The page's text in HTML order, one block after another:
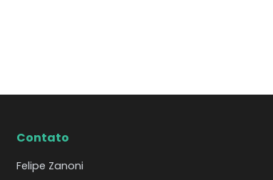
Contato
Felipe Zanoni